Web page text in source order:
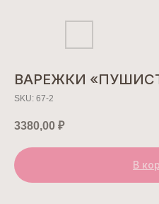
ВАРЕЖКИ
SKU: 67-2
3380,00 ₽
В